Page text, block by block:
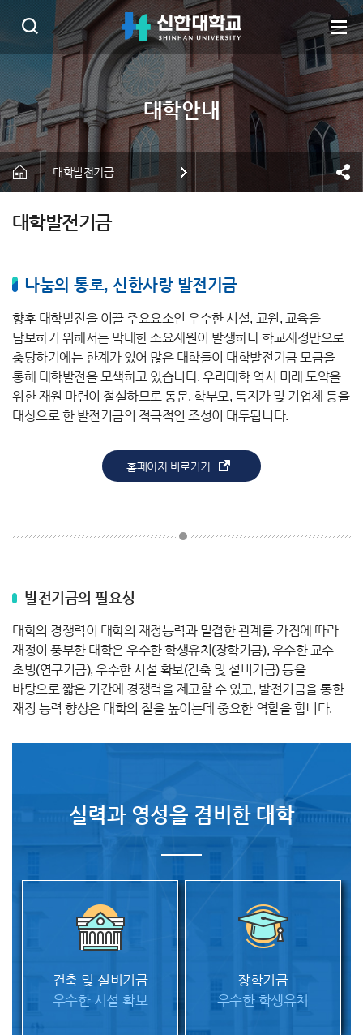
대학발전기금
대학발전기금
나눔의 통로, 신한사랑 발전기금
향후 대학발전을 이끌 주요요소인 우수한 시설, 교원, 교육을
담보하기 위해서는 막대한 소요재원이 발생하나 학교재정만으로
충당하기에는 한계가 있어 많은 대학들이 대학발전기금 모금을
통해 대학발전을 모색하고 있습니다. 우리대학 역시 미래 도약을
위한 재원 마련이 절실하므로 동문, 학부모, 독지가 및 기업체 등을
대상으로 한 발전기금의 적극적인 조성이 대두됩니다.
홈페이지 바로가기
발전기금의 필요성
대학의 경쟁력이 대학의 재정능력과 밀접한 관계를 가짐에 따라
재정이 풍부한 대학은 우수한 학생유치(장학기금), 우수한 교수
초빙(연구기금), 우수한 시설 확보(건축 및 설비기금) 등을
바탕으로 짧은 기간에 경쟁력을 제고할 수 있고, 발전기금을 통한
재정 능력 향상은 대학의 질을 높이는데 중요한 역할을 합니다.
실력과 영성을 겸비한 대학
건축 및 설비기금
우수한 시설 확보
장학기금
우수한 학생유치